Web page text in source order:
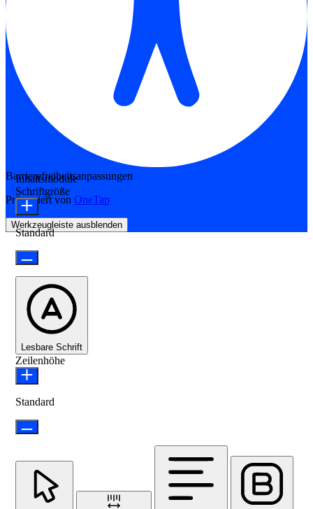
Barrierefreiheitsanpassungen
Präsentiert von OneTap
Werkzeugleiste ausblenden
Inhaltsmodule
Schriftgröße
Standard
Lesbare Schrift
Zeilenhöhe
Standard